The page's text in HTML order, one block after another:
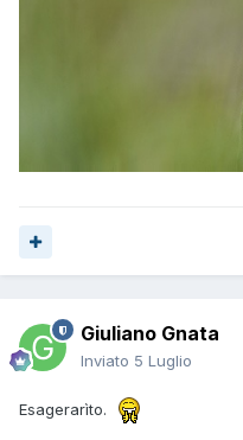
Giuliano Gnata
Inviato 5 Luglio
Esagerarìto.